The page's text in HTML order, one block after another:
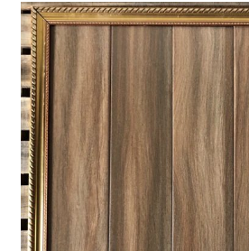
Mã giảm giá:
Ngày hết hạn:
Điều kiện: